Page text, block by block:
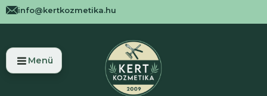
info@kertkozmetika.hu